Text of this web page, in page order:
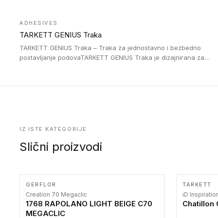
uglom, sa poluprečnikom savijanja od 2R za stepenice više od
16 cm. Poste i verzije od aluminijuma za oblasti pod visokim
opterećenjem. Postavljaju se na postojeći pod. Veoma su
ADHESIVES
TARKETT GENIUS Traka
TARKETT GENIUS Traka – Traka za jednostavno i bezbedno
postavljanje podovaTARKETT GENIUS Traka je dizajnirana za
IZ ISTE KATEGORIJE
Slični proizvodi
GERFLOR
Creation 70 Megaclic
1768 RAPOLANO LIGHT BEIGE C70
MEGACLIC
TARKETT
iD
Chatillon